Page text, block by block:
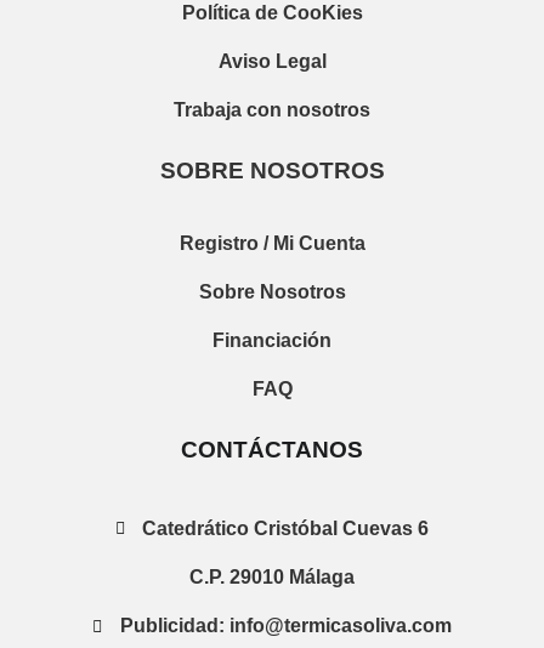
Política de CooKies
Aviso Legal
Trabaja con nosotros
SOBRE NOSOTROS
Registro / Mi Cuenta
Sobre Nosotros
Financiación
FAQ
CONTÁCTANOS
Catedrático Cristóbal Cuevas 6
C.P. 29010 Málaga
Publicidad: info@termicasoliva.com